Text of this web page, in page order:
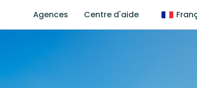
Agences Centre d'aide